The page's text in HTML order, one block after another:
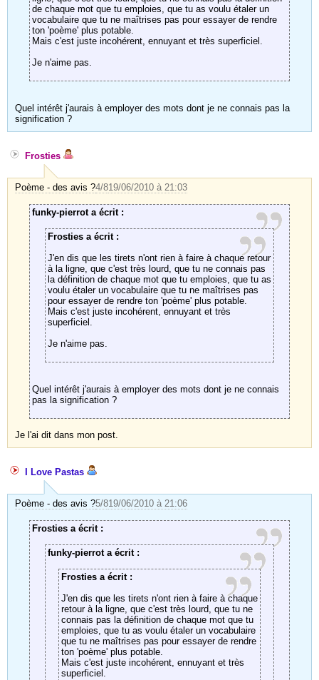
de chaque mot que tu emploies, que tu as voulu étaler un
vocabulaire que tu ne maîtrises pas pour essayer de rendre
ton 'poème' plus potable.
Mais c'est juste incohérent, ennuyant et très superficiel.
Je n'aime pas.
Quel intérêt j'aurais à employer des mots dont je ne connais pas la
signification ?
Frosties
Poème - des avis ?4/819/06/2010 à 21:03
funky-pierrot a écrit :
Frosties a écrit :
J'en dis que les tirets n'ont rien à faire à chaque retour
à la ligne, que c'est très lourd, que tu ne connais pas
la définition de chaque mot que tu emploies, que tu as
voulu étaler un vocabulaire que tu ne maîtrises pas
pour essayer de rendre ton 'poème' plus potable.
Mais c'est juste incohérent, ennuyant et très
superficiel.
Je n'aime pas.
Quel intérêt j'aurais à employer des mots dont je ne connais
pas la signification ?
Je l'ai dit dans mon post.
I Love Pastas
Poème - des avis ?5/819/06/2010 à 21:06
Frosties a écrit :
funky-pierrot a écrit :
Frosties a écrit :
J'en dis que les tirets n'ont rien à faire à chaque
retour à la ligne, que c'est très lourd, que tu ne
connais pas la définition de chaque mot que tu
emploies, que tu as voulu étaler un vocabulaire
que tu ne maîtrises pas pour essayer de rendre
ton 'poème' plus potable.
Mais c'est juste incohérent, ennuyant et très
superficiel.